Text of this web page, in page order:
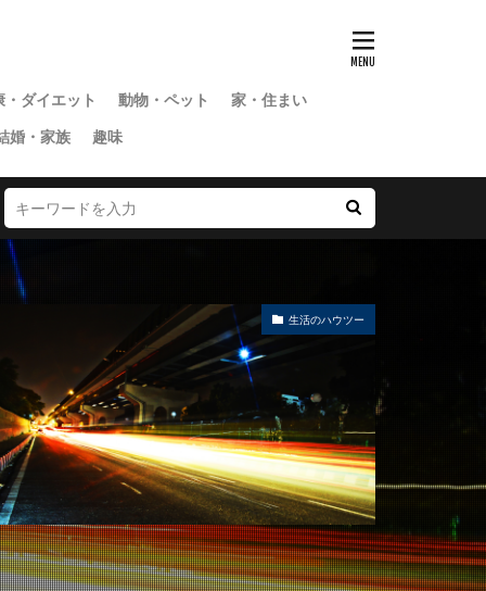
・ダイエット 動物・ペット
家・住まい
婚・家族 趣味
生活のハウツー